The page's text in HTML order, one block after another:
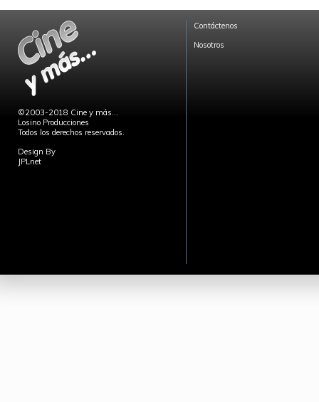
©2003-2018 Cine y más...
Losino Producciones
Todos los derechos reservados.
Design By
JPLnet
Contáctenos
Nosotros